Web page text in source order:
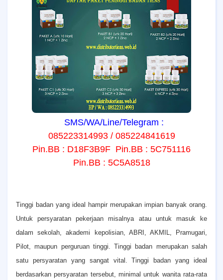
SMS/WA/Line/Telegram :
085223314993 / 085224841619
Pin.BB : D18F3B9F Pin.BB : 5C751116
Pin.BB : 5C5A8518
Tinggi badan yang ideal hampir merupakan impian banyak orang.
Untuk persyaratan pekerjaan misalnya atau untuk masuk ke
dalam sekolah, akademi kepolisian, ABRI, AKMIL, Pramugari,
Pilot, maupun perguruan tinggi. Tinggi badan merupakan salah
satu persyaratan yang sangat vital. Tinggi badan yang ideal
berdasarkan persyaratan tersebut, minimal untuk wanita rata-rata